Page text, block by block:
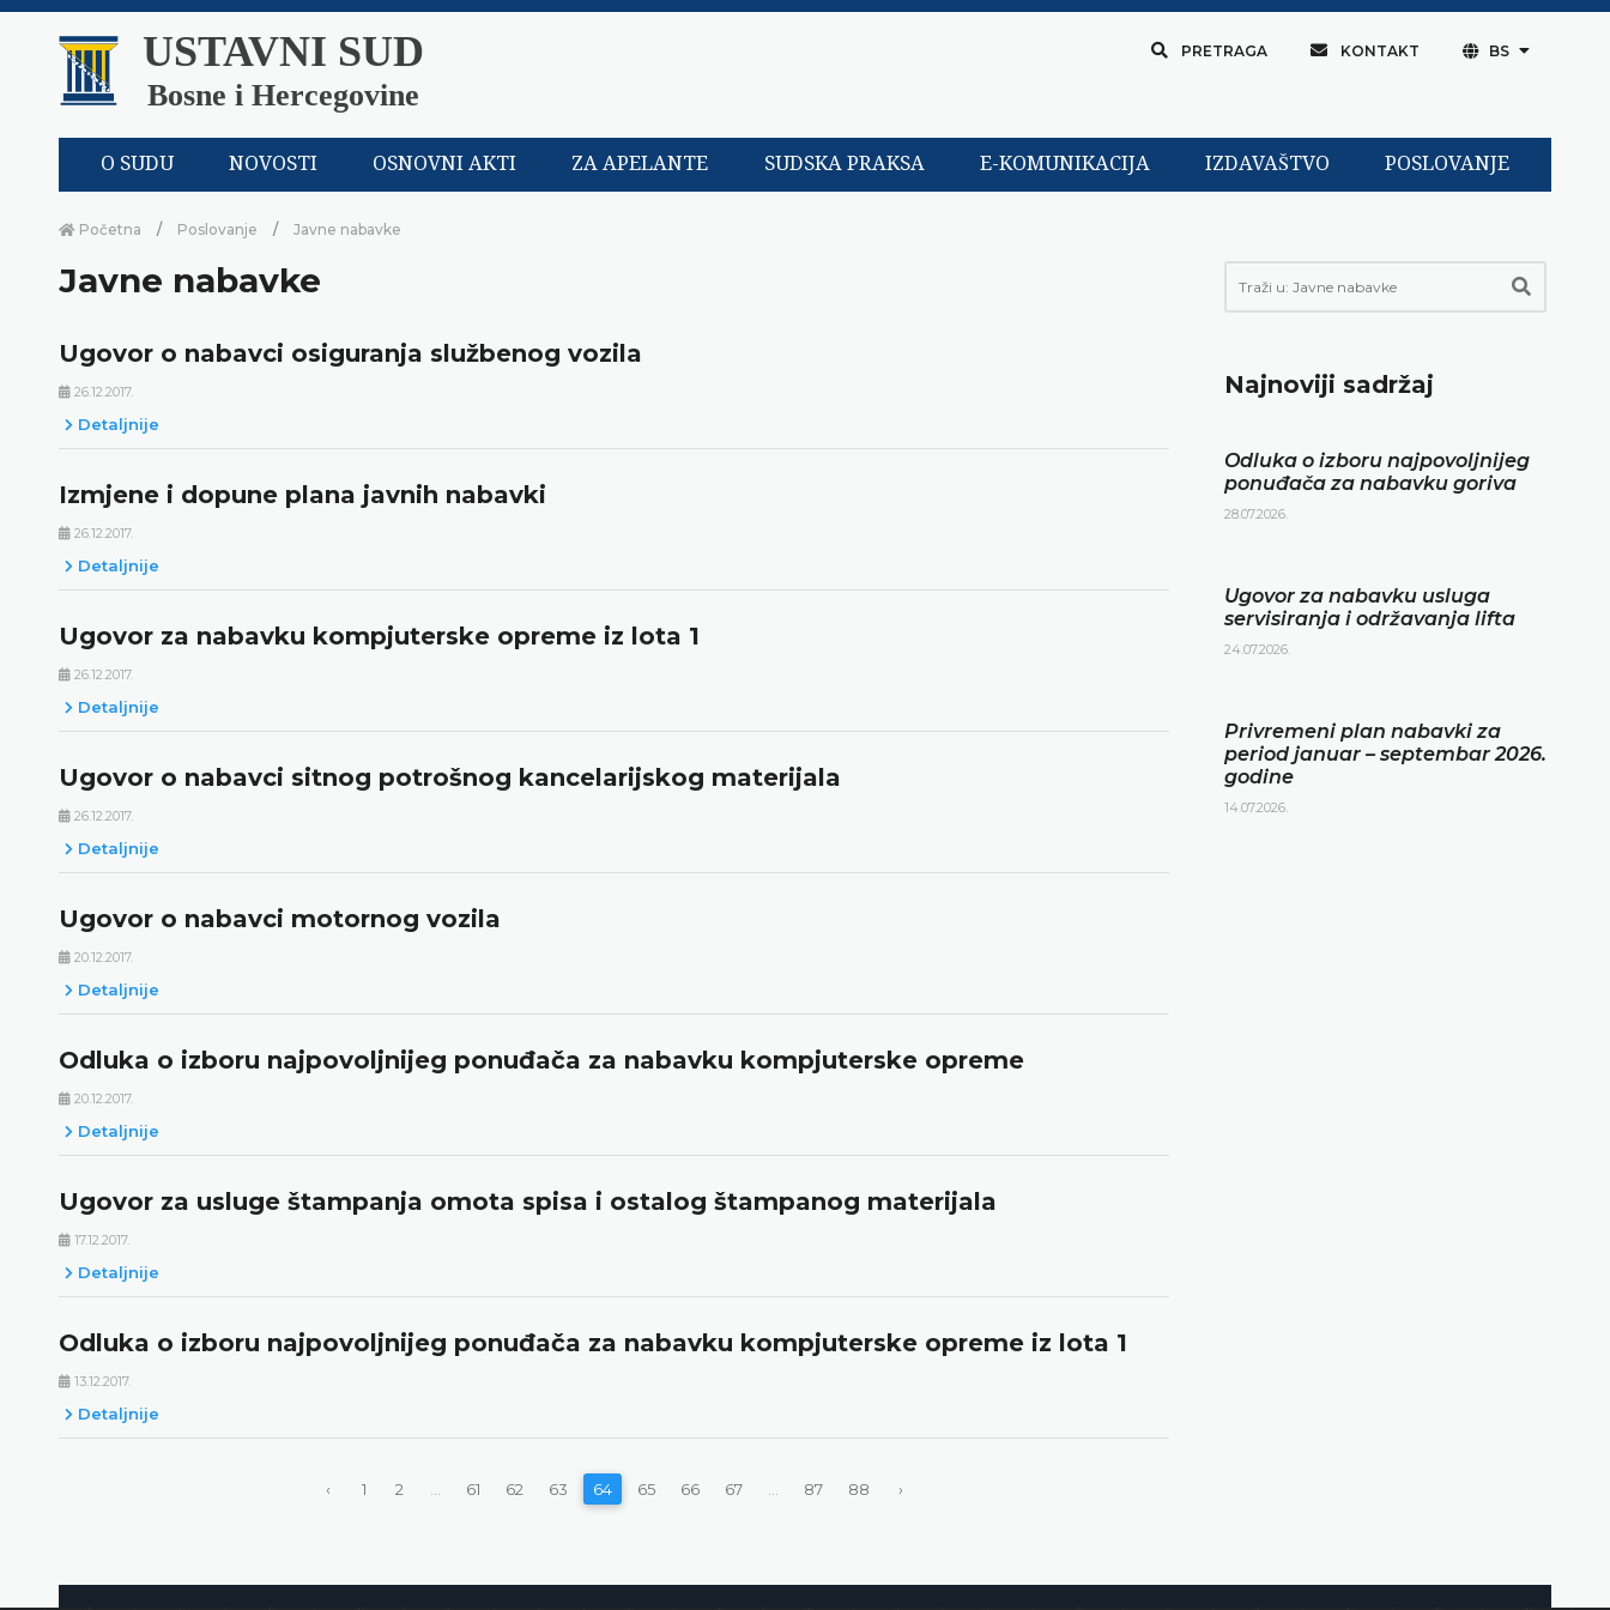
USTAVNI SUD
Bosne i Hercegovine
PRETRAGA KONTAKT BS
O SUDU NOVOSTI OSNOVNI AKTI ZA APELANTE SUDSKA PRAKSA E-KOMUNIKACIJA IZDAVAŠTVO POSLOVANJE
Početna Poslovanje Javne nabavke
Javne nabavke
Ugovor o nabavci osiguranja službenog vozila
26.12.2017.
Detaljnije
Izmjene i dopune plana javnih nabavki
26.12.2017.
Detaljnije
Ugovor za nabavku kompjuterske opreme iz lota 1
26.12.2017.
Detaljnije
Ugovor o nabavci sitnog potrošnog kancelarijskog materijala
26.12.2017.
Detaljnije
Ugovor o nabavci motornog vozila
20.12.2017.
Detaljnije
Odluka o izboru najpovoljnijeg ponuđača za nabavku kompjuterske opreme
20.12.2017.
Detaljnije
Ugovor za usluge štampanja omota spisa i ostalog štampanog materijala
17.12.2017.
Detaljnije
Odluka o izboru najpovoljnijeg ponuđača za nabavku kompjuterske opreme iz lota 1
13.12.2017.
Detaljnije
‹ 1 2 61 62 63 64 65 66 67 87 88 ›
Najnoviji sadržaj
Odluka o izboru najpovoljnijeg
ponuđača za nabavku goriva
28.07.2026.
Ugovor za nabavku usluga
servisiranja i održavanja lifta
24.07.2026.
Privremeni plan nabavki za
period januar – septembar 2026.
godine
14.07.2026.